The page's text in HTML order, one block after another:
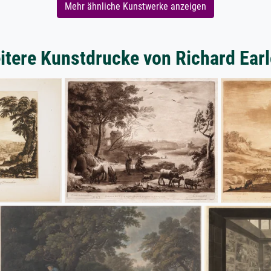
Mehr ähnliche Kunstwerke anzeigen
Kunstdrucke von Richard